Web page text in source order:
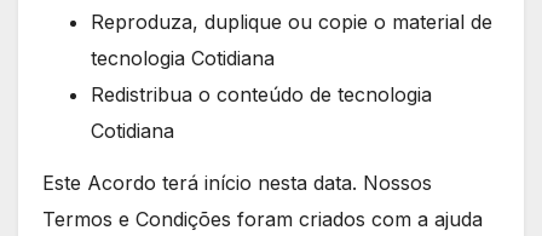
Reproduza, duplique ou copie o material de
tecnologia Cotidiana
Redistribua o conteúdo de tecnologia
Cotidiana
Este Acordo terá início nesta data. Nossos
Termos e Condições foram criados com a ajuda